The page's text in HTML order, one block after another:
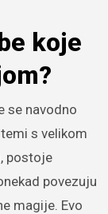
koje
se navodno
s velikom
postoje
povezuju
magije. Evo